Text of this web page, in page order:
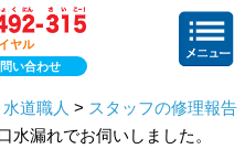
ヤル
い合わせ
道職人 > スタッフの修理報告
水漏れでお伺いしました。